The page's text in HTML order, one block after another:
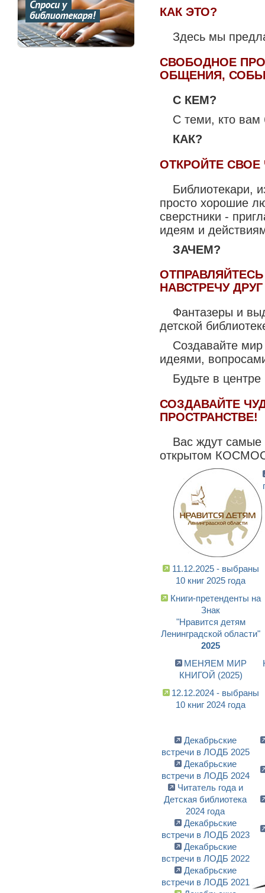
КАК ЭТО?
Здесь мы
СВОБОДНОЕ
ОБЩЕНИЯ,
С КЕМ?
С теми, кто вам
КАК?
ОТКРОЙТЕ СВОЕ
Библиотекари,
просто хорошие
сверстники -
идеям и
ЗАЧЕМ?
НАВСТРЕЧУ ДРУГ
Фантазеры и
детской
Создавайте
идеями,
Будьте в
СОЗДАВАЙТЕ
ПРОСТРАНСТВЕ!
Вас ждут самые
открытом
11.12.2025 - выбраны
10 книг 2025 года
Книги-претенденты на
Знак
"Нравится детям
Ленинградской области"
2025
МЕНЯЕМ МИР
КНИГОЙ (2025)
12.12.2024 - выбраны
10 книг 2024 года
Декабрьские
встречи в ЛОДБ 2025
Декабрьские
встречи в ЛОДБ 2024
Читатель года и
Детская библиотека
2024 года
Декабрьские
встречи в ЛОДБ 2023
Декабрьские
встречи в ЛОДБ 2022
Декабрьские
встречи в ЛОДБ 2021